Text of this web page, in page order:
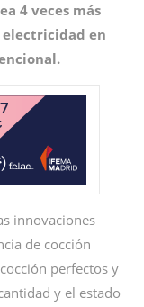
4 veces más
electricidad en
innovaciones
de cocción
perfectos y
y el estado